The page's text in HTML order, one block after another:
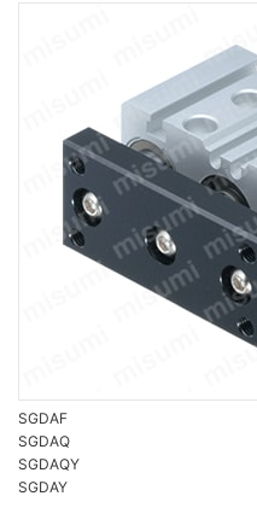
SGDAF
SGDAQ
SGDAQY
SGDAY